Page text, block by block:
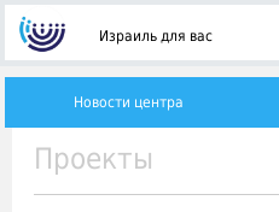
Израиль для вас
Новости центра
Проекты